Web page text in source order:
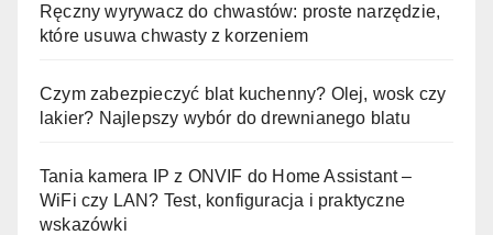
Ręczny wyrywacz do chwastów: proste narzędzie,
które usuwa chwasty z korzeniem
Czym zabezpieczyć blat kuchenny? Olej, wosk czy
lakier? Najlepszy wybór do drewnianego blatu
Tania kamera IP z ONVIF do Home Assistant –
WiFi czy LAN? Test, konfiguracja i praktyczne
wskazówki